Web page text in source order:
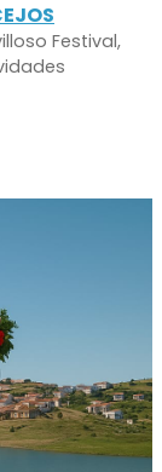
Festival,